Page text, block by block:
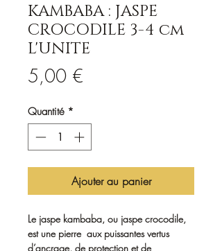
KAMBABA : JASPE
CROCODILE 3-4 cm
L'UNITE
5,00 €
Quantité *
Ajouter au panier
Le jaspe kambaba, ou jaspe crocodile,
est une pierre aux puissantes vertus
d’ancrage, de protection et de